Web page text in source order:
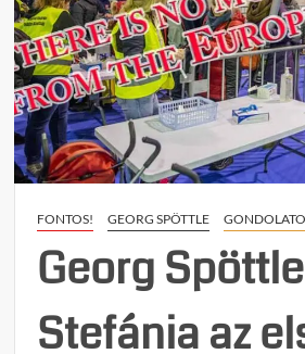
Georg
Spöttle:
Moszkva-
Teherán-
Ankara
tengely
FONTOS! GEORG SPÖTTLE
Georg
Stefánia az